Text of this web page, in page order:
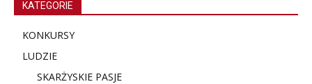
KATEGORIE
KONKURSY
LUDZIE
SKARŻYSKIE PASJE